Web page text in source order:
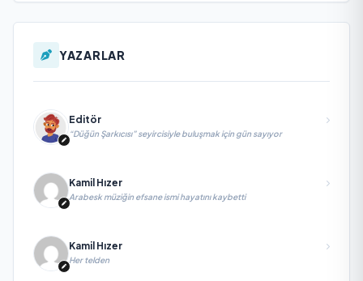
YAZARLAR
Editör
“Düğün Şarkıcısı” seyircisiyle buluşmak için gün sayıyor
Kamil Hızer
Arabesk müziğin efsane ismi hayatını kaybetti
Kamil Hızer
Her telden